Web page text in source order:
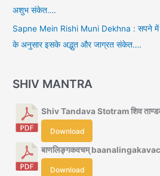
अशुभ संकेत….
Sapne Mein Rishi Muni Dekhna : सपने में
के अनुसार इसके अद्भुत और जाग्रत संकेत….
SHIV MANTRA
Shiv Tandava Stotram शिव
Download
बाणलिङ्गकवचम्
Download